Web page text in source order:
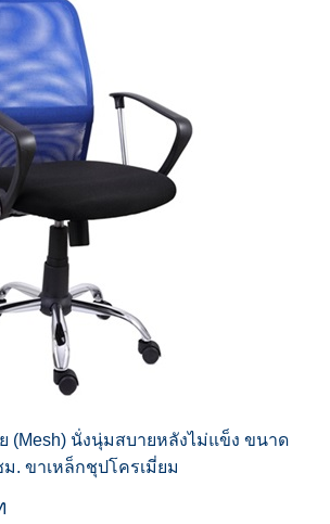
(Mesh) นั่งนุ่มสบายหลังไม่แข็ง ขนาด
ม. ขาเหล็กชุปโครเมี่ยม